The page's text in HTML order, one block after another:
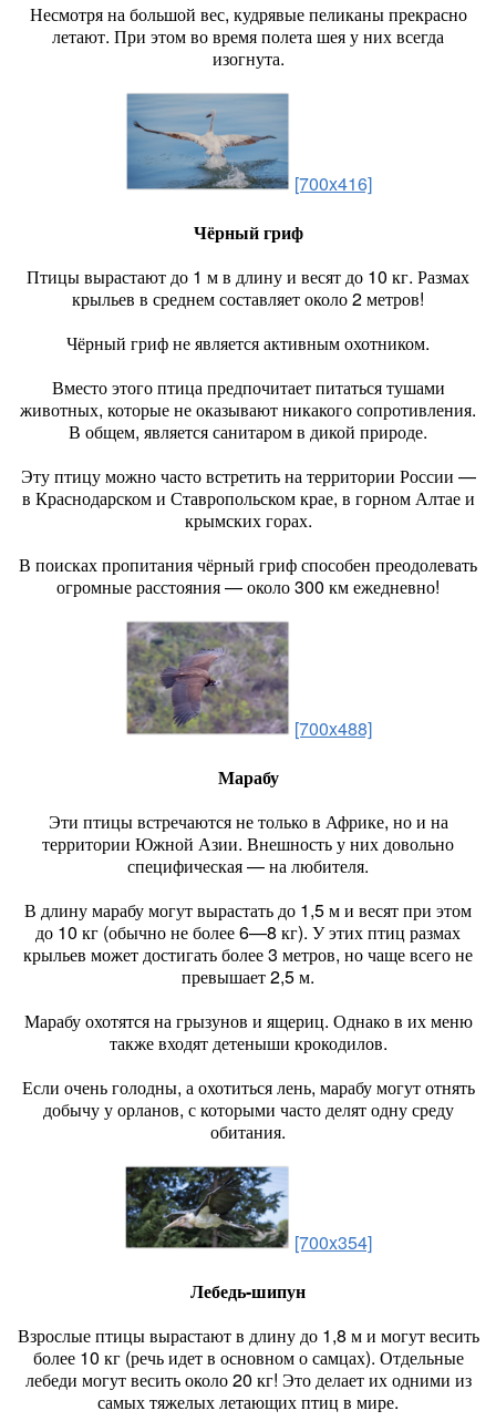
Несмотря на большой вес, кудрявые пеликаны прекрасно
летают. При этом во время полета шея у них всегда
изогнута.
[700x416]
Чёрный гриф
Птицы вырастают до 1 м в длину и весят до 10 кг. Размах
крыльев в среднем составляет около 2 метров!
Чёрный гриф не является активным охотником.
Вместо этого птица предпочитает питаться тушами
животных, которые не оказывают никакого сопротивления.
В общем, является санитаром в дикой природе.
Эту птицу можно часто встретить на территории России —
в Краснодарском и Ставропольском крае, в горном Алтае и
крымских горах.
В поисках пропитания чёрный гриф способен преодолевать
огромные расстояния — около 300 км ежедневно!
[700x488]
Марабу
Эти птицы встречаются не только в Африке, но и на
территории Южной Азии. Внешность у них довольно
специфическая — на любителя.
В длину марабу могут вырастать до 1,5 м и весят при этом
до 10 кг (обычно не более 6—8 кг). У этих птиц размах
крыльев может достигать более 3 метров, но чаще всего не
превышает 2,5 м.
Марабу охотятся на грызунов и ящериц. Однако в их меню
также входят детеныши крокодилов.
Если очень голодны, а охотиться лень, марабу могут отнять
добычу у орланов, с которыми часто делят одну среду
обитания.
[700x354]
Лебедь-шипун
Взрослые птицы вырастают в длину до 1,8 м и могут весить
более 10 кг (речь идет в основном о самцах). Отдельные
лебеди могут весить около 20 кг! Это делает их одними из
самых тяжелых летающих птиц в мире.